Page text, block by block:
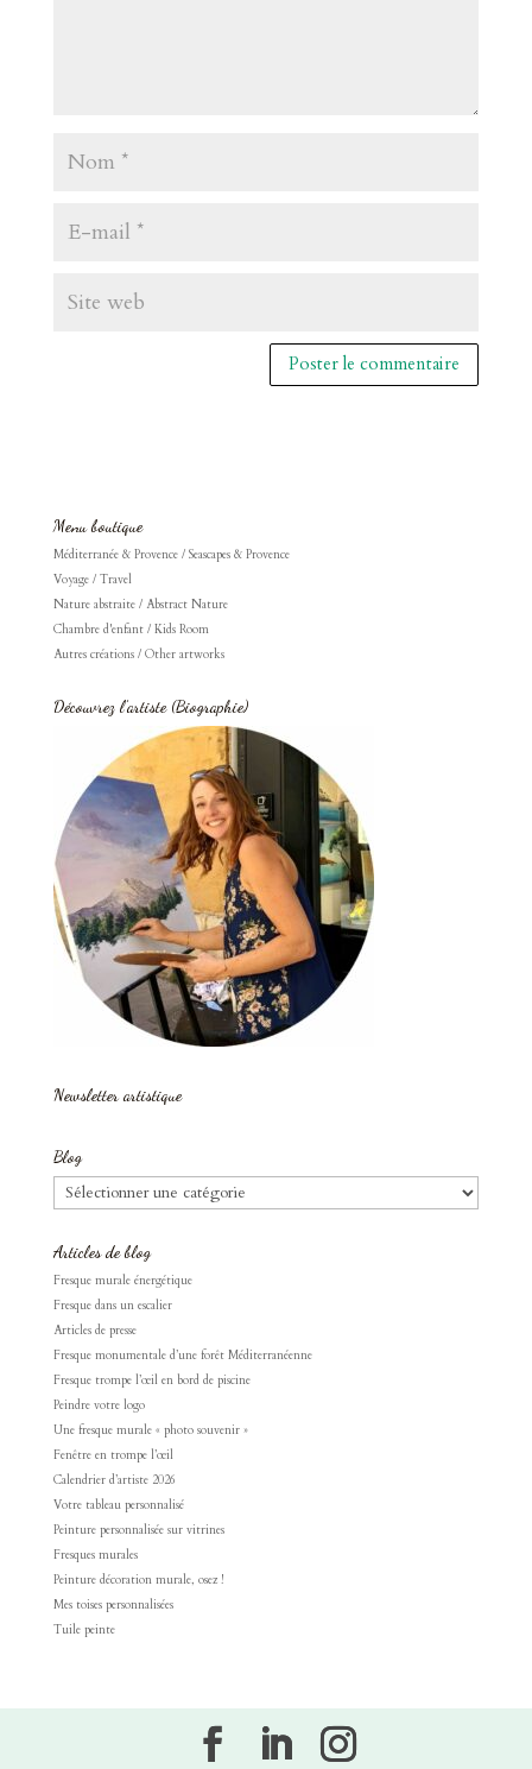
Menu boutique
Méditerranée & Provence / Seascapes & Provence
Voyage / Travel
Nature abstraite / Abstract Nature
Chambre d'enfant / Kids Room
Autres créations / Other artworks
Découvrez l’artiste (Biographie)
Newsletter artistique
Blog
Blog
Articles de blog
Fresque murale énergétique
Fresque dans un escalier
Articles de presse
Fresque monumentale d’une forêt Méditerranéenne
Fresque trompe l’œil en bord de piscine
Peindre votre logo
Une fresque murale « photo souvenir »
Fenêtre en trompe l’œil
Calendrier d’artiste 2026
Votre tableau personnalisé
Peinture personnalisée sur vitrines
Fresques murales
Peinture décoration murale, osez !
Mes toises personnalisées
Tuile peinte